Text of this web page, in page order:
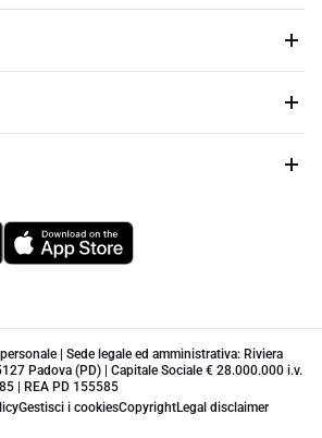
| Sede legale ed amministrativa: Riviera
Padova (PD) | Capitale Sociale € 28.000.000 i.v.
| REA PD 155585
Gestisci i cookiesCopyrightLegal disclaimer